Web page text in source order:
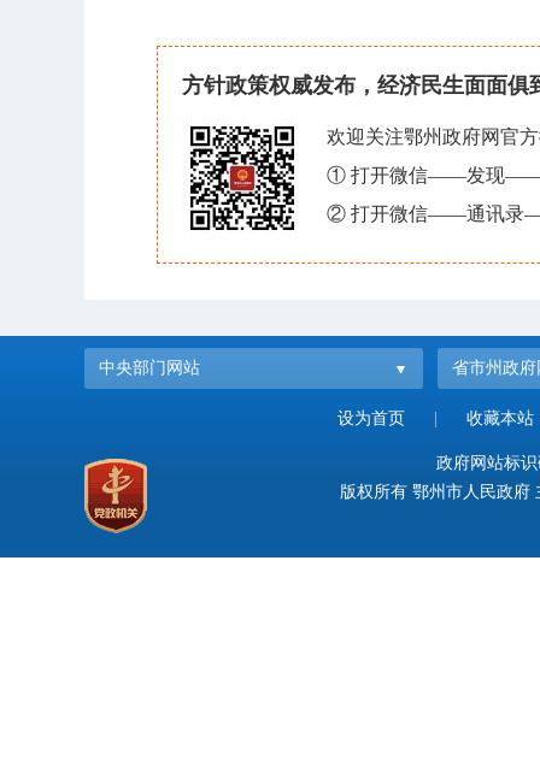
方针政策权威发布，经济民生面面俱
欢迎关注鄂州政府网官
① 打开微信——发现——
② 打开微信——通讯录
中央部门网站 省市州政府
设为首页 收藏本站
政府网站标
版权所有 鄂州市人民政府